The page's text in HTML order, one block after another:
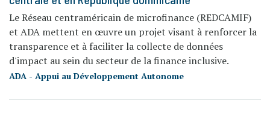
Le Réseau centraméricain de microfinance (REDCAMIF)
et ADA mettent en œuvre un projet visant à renforcer la
transparence et à faciliter la collecte de données
d'impact au sein du secteur de la finance inclusive.
ADA - Appui au Développement Autonome